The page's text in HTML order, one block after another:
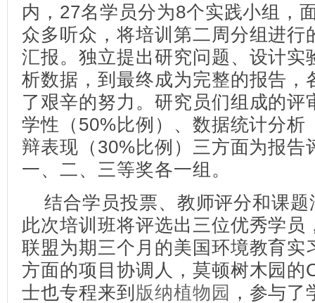
内，27名学员分为8个实践小组，
众多听众，将培训第二周分组进行
汇报。独立提出研究问题、设计实
析数据，到最终成为完整的报告，
了艰辛的努力。研究员们组成的评
学性（50%比例）、数据统计分析
辩表现（30%比例）三方面为报告
一、二、三等奖各一组。
结合学员投票、教师评分和课题
此次培训班将评选出三位优秀学员
联盟为期三个月的美国环境教育实
方面的项目协调人，莫顿树木园的
士也专程来到 版纳植物园
，参与